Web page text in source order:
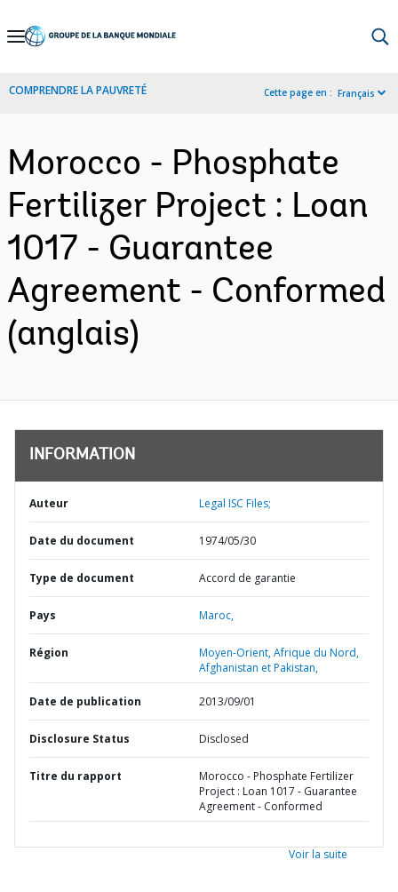
Skip
Navigation
COMPRENDRE LA PAUVRETÉ Cette page en : Français
Morocco - Phosphate
Fertilizer Project : Loan
1017 - Guarantee
Agreement - Conformed
(anglais)
INFORMATION
Auteur Legal ISC Files;
Date du document 1974/05/30
Type de document Accord de garantie
Pays Maroc,
Région
Moyen-Orient, Afrique du Nord,
Afghanistan et Pakistan,
Date de publication 2013/09/01
Disclosure Status Disclosed
Titre du rapport
Morocco - Phosphate Fertilizer
Project : Loan 1017 - Guarantee
Agreement - Conformed
Voir la suite